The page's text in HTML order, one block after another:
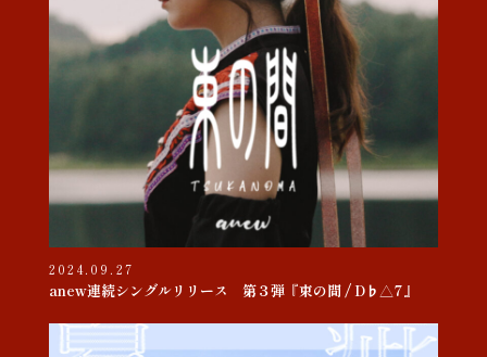
2024.09.27
anew連続シングルリリース 第３弾『束の間 / D♭△7』